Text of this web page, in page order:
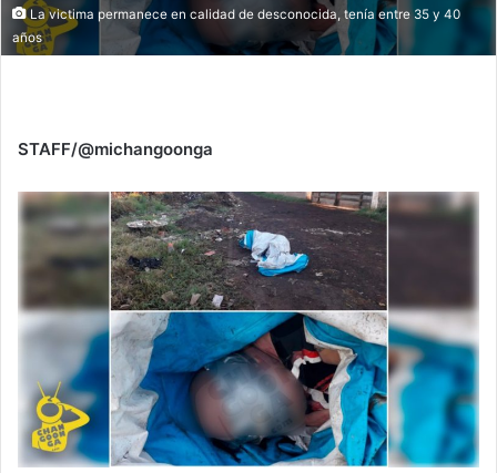
La victima permanece en calidad de desconocida, tenía entre 35 y 40
años
STAFF/@michangoonga